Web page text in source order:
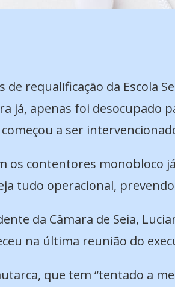
de requalificação da Escola
já, apenas foi desocupado
a ser
os contentores monobloco
tudo operacional,
da Câmara de Seia,
na última reunião do
que tem “tentado a